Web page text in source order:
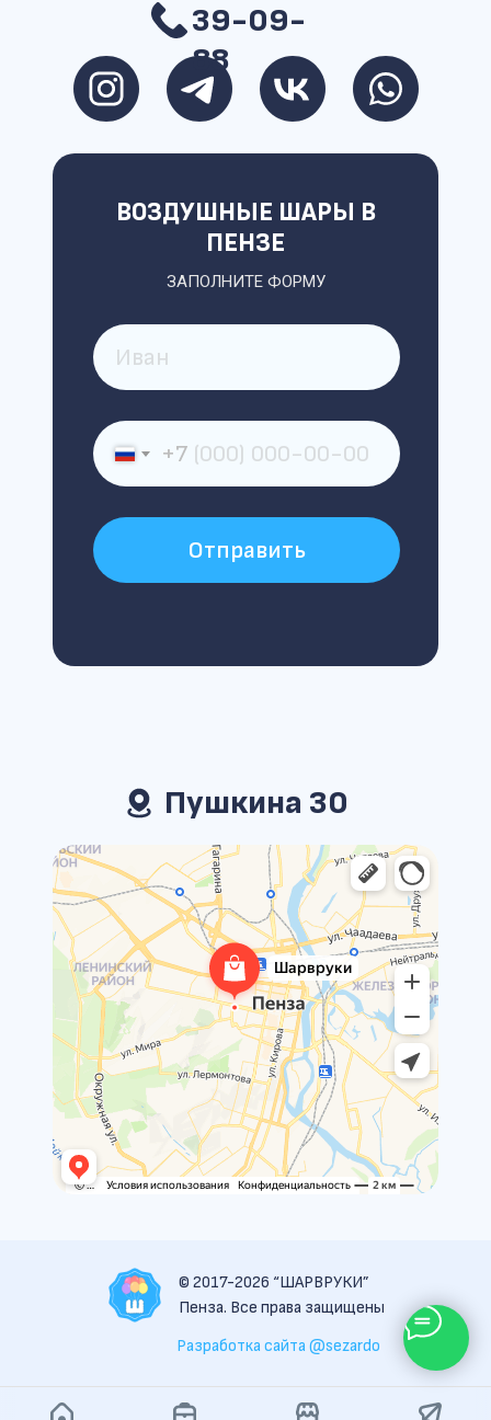
39-09-
88
Пушкина 30
ЗАПОЛНИТЕ ФОРМУ
ВОЗДУШНЫЕ ШАРЫ В
ПЕНЗЕ
+7
Отправить
© 2017-2026 “ШАРВРУКИ”
Пенза. Все права защищены
Разработка сайта @sezardo